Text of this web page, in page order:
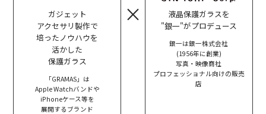
ガジェット
アクセサリ製作で
培ったノウハウを
活かした
保護ガラス
「GRAMAS」は
Apple Watchバンドや
iPhoneケース等を
展開するブランド
×
液晶保護ガラスを
"銀一"がプロデュース
銀一は銀一株式会社
(1956年に創業)
写真・映像商社
プロフェッショナル向けの販売
店